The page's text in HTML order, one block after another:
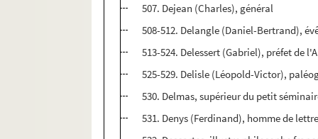
507. Dejean (Charles), général
508-512. Delangle (Daniel-Bertrand),
513-524. Delessert (Gabriel), préfet de
525-529. Delisle (Léopold-Victor),
530. Delmas, supérieur du petit
531. Denys (Ferdinand), homme de